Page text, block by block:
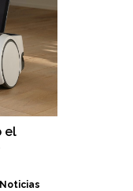
el
Noticias